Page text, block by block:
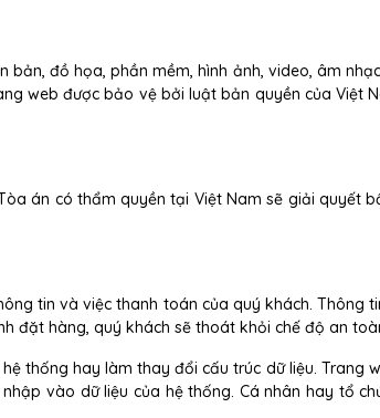
đồ họa, phần mềm, hình ảnh, video, âm
web được bảo vệ bởi luật bản quyền của Việt
án có thẩm quyền tại Việt Nam sẽ giải quyết
tin và việc thanh toán của quý khách. Thông
đặt hàng, quý khách sẽ thoát khỏi chế độ an
thống hay làm thay đổi cấu trúc dữ liệu. Trang
vào dữ liệu của hệ thống. Cá nhân hay tổ